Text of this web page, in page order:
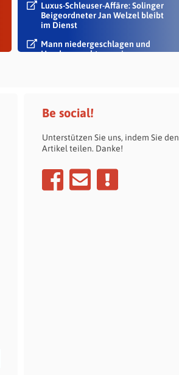
Luxus-Schleuser-Affäre: Solinger
Beigeordneter Jan Welzel bleibt
im Dienst
Mann niedergeschlagen und
Handy geraubt – zwei
Be social!
Unterstützen Sie uns, indem Sie den
Artikel teilen. Danke!